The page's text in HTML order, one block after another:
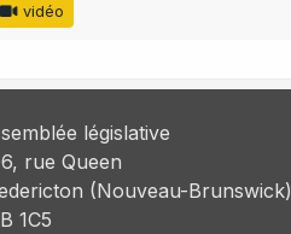
vidéo
législative
rue Queen
(Nouveau-Brunswick)
1C5